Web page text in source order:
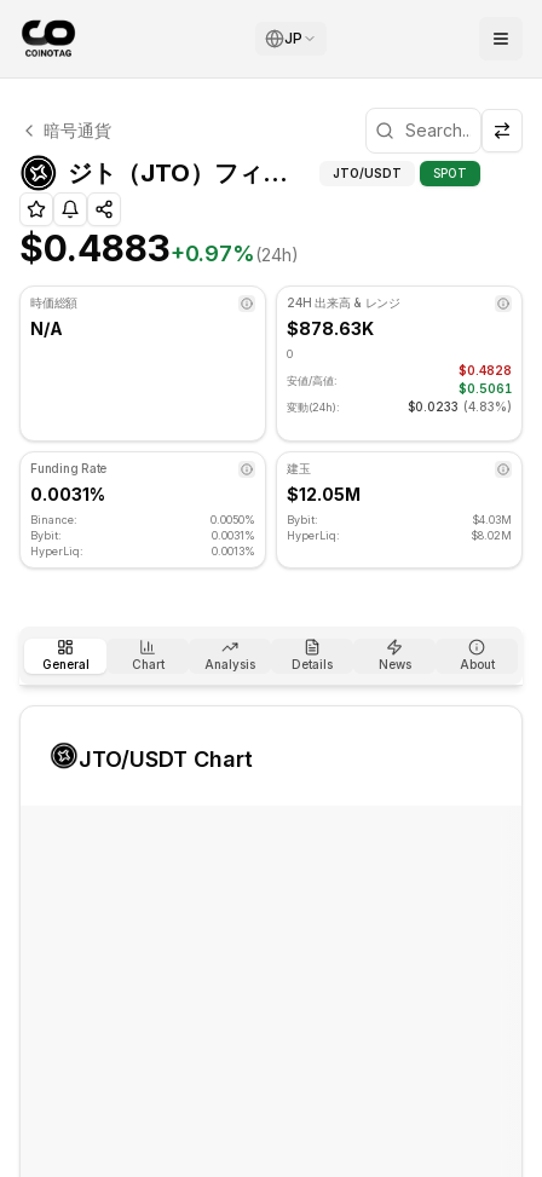
JP
ジト テクニカル分析
ジト 現在 $0.4883 で取引されています. RSI指標は
暗号通貨
ジト（JTO）フィボナッチレベル ジト（
JTO/USDT SPOT
$0.4883+0.97%(24h)
時価総額
N/A
24H 出来高 & レンジ
$878.63K
0
安値/高値:
$0.4828
$0.5061
変動(24h): $0.0233 (4.83%)
Funding Rate
0.0031%
Binance:
0.0050%
Bybit:
0.0031%
HyperLiq:
0.0013%
建玉
$12.05M
Bybit:
$4.03M
HyperLiq:
$8.02M
General Chart Analysis Details News About
JTO/USDT Chart